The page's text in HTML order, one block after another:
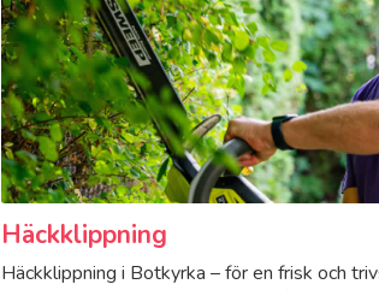
Häckklippning
Häckklippning i Botkyrka – för en frisk och